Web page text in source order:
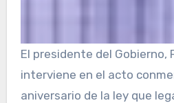
El presidente del Gobierno,
interviene en el acto
aniversario de la ley que